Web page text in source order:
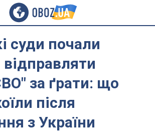
суди почали
за ґрати: що
після
з України